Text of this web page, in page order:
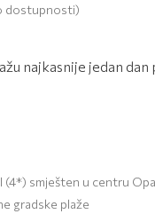
dostupnosti)
najkasnije jedan dan
(4*) smješten u centru
gradske plaže